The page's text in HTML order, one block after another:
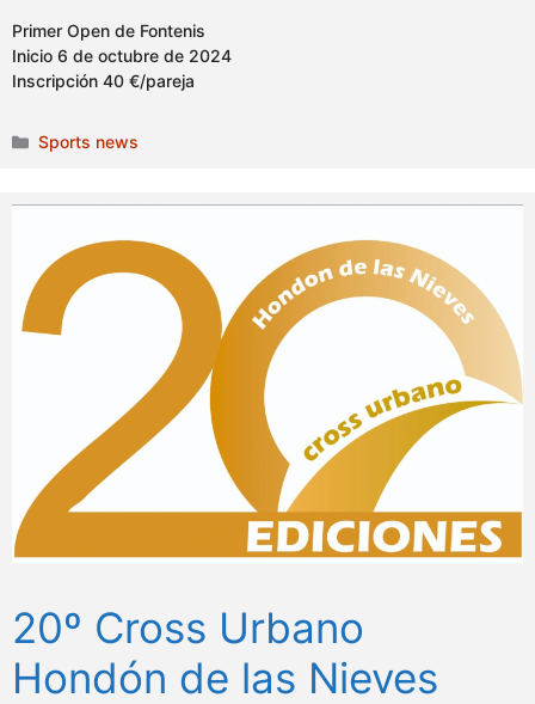
Primer Open de Fontenis
Inicio 6 de octubre de 2024
Inscripción 40 €/pareja
Categories
Sports news
20º Cross Urbano
Hondón de las Nieves